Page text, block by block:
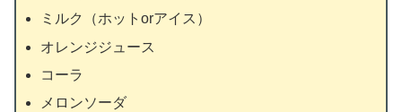
ミルク（ホットorアイス）
オレンジジュース
コーラ
メロンソーダ